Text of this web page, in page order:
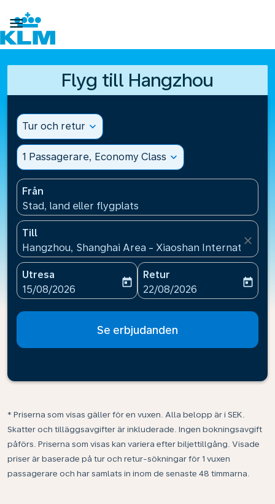

Flyg till Hangzhou
Tur och retur expand_more
1 Passagerare, Economy Class expand_more
Från
Stad, land eller flygplats
Till
Hangzhou, Shanghai Area - Xiaoshan International
close
Utresa
fc-booking-departure-date-aria-label
15/08/2026
today
Retur
fc-booking-return-date-
22/08/2026
today
Se erbjudanden
* Priserna som visas gäller för en vuxen. Alla belopp är i SEK.
Skatter och tilläggsavgifter är inkluderade. Ingen bokningsavgift
påförs. Priserna som visas kan variera efter biljettillgång. Visade
priser är baserade på tur och retur-sökningar för 1 vuxen
passagerare och har samlats in inom de senaste 48 timmarna.